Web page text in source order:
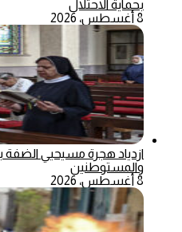
بحماية الاحتلال
8 أغسطس، 2026
ازدياد هجرة مسيحيي الضفة
والمستوطنين
8 أغسطس، 2026